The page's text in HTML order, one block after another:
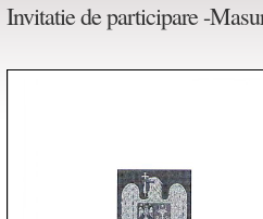
Invitatie de participare -